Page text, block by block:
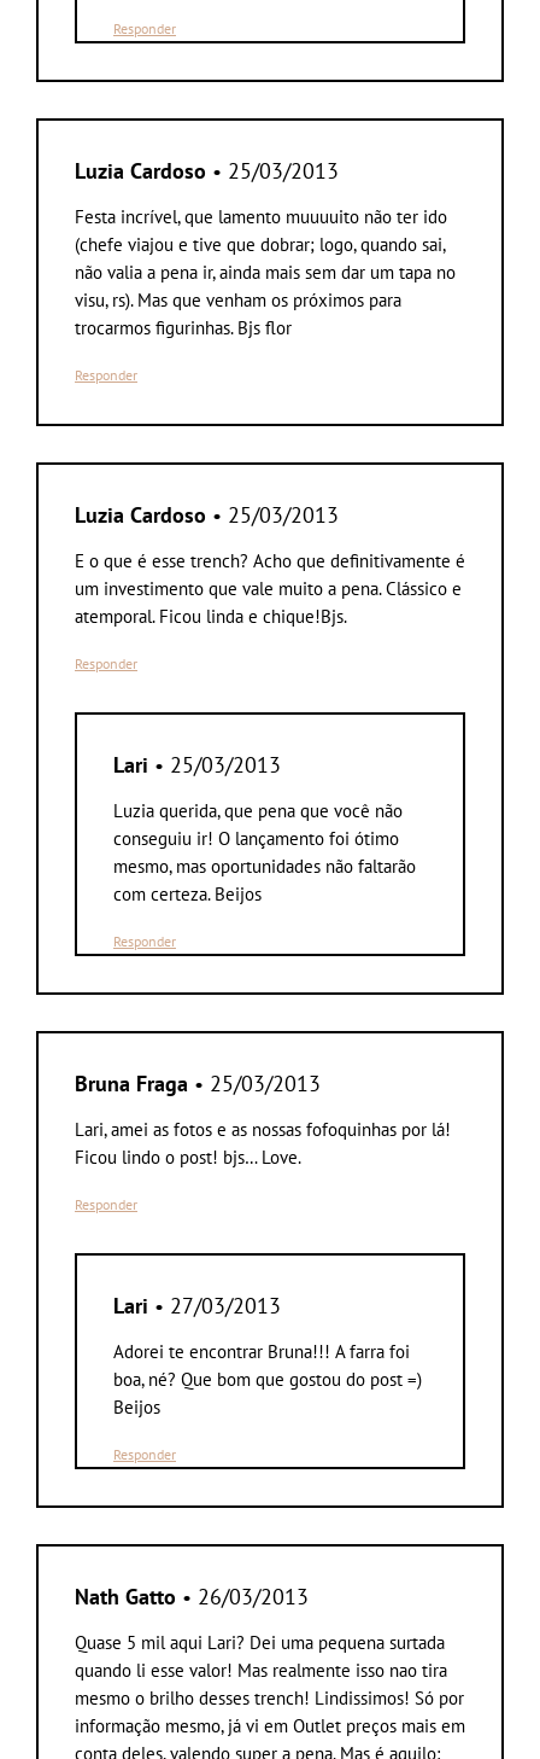
Responder
Luzia Cardoso • 25/03/2013
Festa incrível, que lamento muuuuito não ter ido
(chefe viajou e tive que dobrar; logo, quando sai,
não valia a pena ir, ainda mais sem dar um tapa no
visu, rs). Mas que venham os próximos para
trocarmos figurinhas. Bjs flor
Responder
Luzia Cardoso • 25/03/2013
E o que é esse trench? Acho que definitivamente é
um investimento que vale muito a pena. Clássico e
atemporal. Ficou linda e chique!Bjs.
Responder
Lari • 25/03/2013
Luzia querida, que pena que você não
conseguiu ir! O lançamento foi ótimo
mesmo, mas oportunidades não faltarão
com certeza. Beijos
Responder
Bruna Fraga • 25/03/2013
Lari, amei as fotos e as nossas fofoquinhas por lá!
Ficou lindo o post! bjs… Love.
Responder
Lari • 27/03/2013
Adorei te encontrar Bruna!!! A farra foi
boa, né? Que bom que gostou do post =)
Beijos
Responder
Nath Gatto • 26/03/2013
Quase 5 mil aqui Lari? Dei uma pequena surtada
quando li esse valor! Mas realmente isso nao tira
mesmo o brilho desses trench! Lindissimos! Só por
informação mesmo, já vi em Outlet preços mais em
conta deles, valendo super a pena. Mas é aquilo: